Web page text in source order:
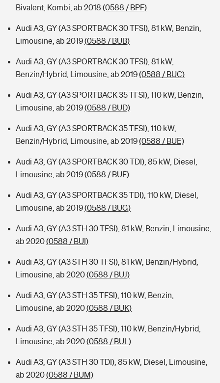
Bivalent, Kombi, ab 2018 (0588 / BPF)
Audi A3, GY (A3 SPORTBACK 30 TFSI), 81 kW, Benzin,
Limousine, ab 2019(0588 / BUB)
Audi A3, GY (A3 SPORTBACK 30 TFSI), 81 kW,
Benzin/Hybrid, Limousine, ab 2019(0588 / BUC)
Audi A3, GY (A3 SPORTBACK 35 TFSI), 110 kW, Benzin,
Limousine, ab 2019(0588 / BUD)
Audi A3, GY (A3 SPORTBACK 35 TFSI), 110 kW,
Benzin/Hybrid, Limousine, ab 2019(0588 / BUE)
Audi A3, GY (A3 SPORTBACK 30 TDI), 85 kW, Diesel,
Limousine, ab 2019(0588 / BUF)
Audi A3, GY (A3 SPORTBACK 35 TDI), 110 kW, Diesel,
Limousine, ab 2019(0588 / BUG)
Audi A3, GY (A3 STH 30 TFSI), 81 kW, Benzin, Limousine,
ab 2020(0588 / BUI)
Audi A3, GY (A3 STH 30 TFSI), 81 kW, Benzin/Hybrid,
Limousine, ab 2020(0588 / BUJ)
Audi A3, GY (A3 STH 35 TFSI), 110 kW, Benzin,
Limousine, ab 2020(0588 / BUK)
Audi A3, GY (A3 STH 35 TFSI), 110 kW, Benzin/Hybrid,
Limousine, ab 2020(0588 / BUL)
Audi A3, GY (A3 STH 30 TDI), 85 kW, Diesel, Limousine,
ab 2020(0588 / BUM)